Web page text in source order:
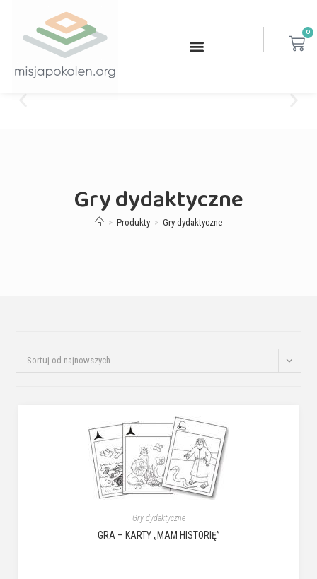
0
Gry dydaktyczne
> Produkty > Gry dydaktyczne
Sortuj od najnowszych
Gry dydaktyczne
GRA – KARTY „MAM HISTORIĘ”